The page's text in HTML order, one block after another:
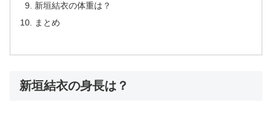
新垣結衣の体重は？
まとめ
新垣結衣の身長は？